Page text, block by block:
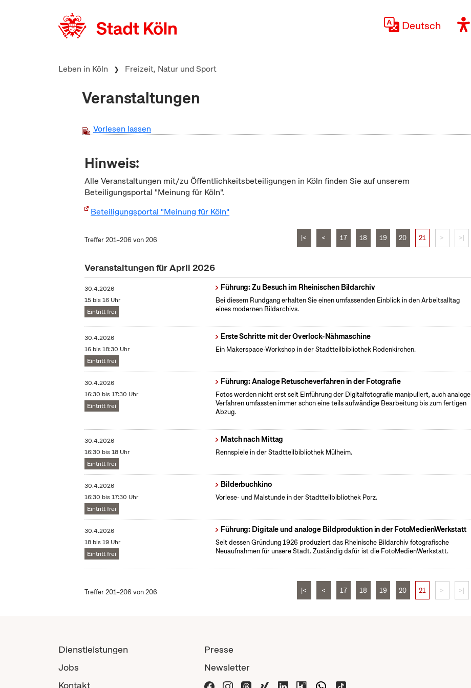
Deutsch
Leben in Köln Freizeit, Natur und Sport
Veranstaltungen
Vorlesen lassen
Hinweis:
Alle Veranstaltungen mit/zu Öffentlichkeitsbeteiligungen in Köln finden Sie auf unserem
Beteiligungsportal "Meinung für Köln".
Beteiligungsportal "Meinung für Köln"
Treffer 201–206 von 206 |< < 17 18 19 20 21 > >|
Veranstaltungen für April 2026
30.4.2026
15 bis 16 Uhr
Eintritt frei
Führung: Zu Besuch im Rheinischen Bildarchiv
Bei diesem Rundgang erhalten Sie einen umfassenden Einblick in den Arbeitsalltag
eines modernen Bildarchivs.
30.4.2026
16 bis 18:30 Uhr
Eintritt frei
Erste Schritte mit der Overlock-Nähmaschine
Ein Makerspace-Workshop in der Stadtteilbibliothek Rodenkirchen.
30.4.2026
16:30 bis 17:30 Uhr
Eintritt frei
Führung: Analoge Retuscheverfahren in der Fotografie
Fotos werden nicht erst seit Einführung der Digitalfotografie manipuliert, auch analoge
Verfahren umfassten immer schon eine teils aufwändige Bearbeitung bis zum fertigen
Abzug.
30.4.2026
16:30 bis 18 Uhr
Eintritt frei
Match nach Mittag
Rennspiele in der Stadtteilbibliothek Mülheim.
30.4.2026
16:30 bis 17:30 Uhr
Eintritt frei
Bilderbuchkino
Vorlese- und Malstunde in der Stadtteilbibliothek Porz.
30.4.2026
18 bis 19 Uhr
Eintritt frei
Führung: Digitale und analoge Bildproduktion in der FotoMedienWerkstatt
Seit dessen Gründung 1926 produziert das Rheinische Bildarchiv fotografische
Neuaufnahmen für unsere Stadt. Zuständig dafür ist die FotoMedienWerkstatt.
Treffer 201–206 von 206 |< < 17 18 19 20 21 > >|
Dienstleistungen
Jobs
Kontakt
Presse
Newsletter